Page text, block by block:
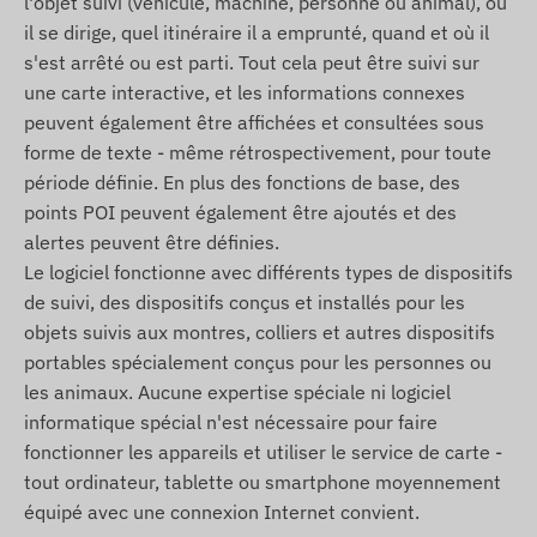
Sainte-Lucie, Saint-Vincent-et-les-Grenadines,
Serbie, Slovaquie, Slovénie, Afrique du Sud,
Espagne, Sri Lanka, Suede, Suisse, Thailande,
Tunisie, Turquie, Îles Turques-et-Caiques, Ukraine,
Émirats arabes unis, États-Unis, Vietnam, Hong
Kong
Services, caractéristiques
Compatibilité avec plusieurs systemes de
satellites (GPS, GLONASS, GALILEO, BEIDOU)
Communication entre l'appareil et son
propriétaire via les réseaux GSM 2G et 4G, a
l'aide d'une carte SIM micro
Parametres de fonctionnement, interrogation de
position via le logiciel
Intervalle de temps de mesure de position
configurable (min. 10 sec)
il se dirige, quel itinéraire il a emprunté, quand et où il
s'est arrêté ou est parti. Tout cela peut être suivi sur
une carte interactive, et les informations connexes
peuvent également être affichées et consultées sous
forme de texte - même rétrospectivement, pour toute
période définie. En plus des fonctions de base, des
points POI peuvent également être ajoutés et des
alertes peuvent être définies.
Le logiciel fonctionne avec différents types de dispositifs
de suivi, des dispositifs conçus et installés pour les
objets suivis aux montres, colliers et autres dispositifs
portables spécialement conçus pour les personnes ou
les animaux. Aucune expertise spéciale ni logiciel
informatique spécial n'est nécessaire pour faire
fonctionner les appareils et utiliser le service de carte -
tout ordinateur, tablette ou smartphone moyennement
équipé avec une connexion Internet convient.